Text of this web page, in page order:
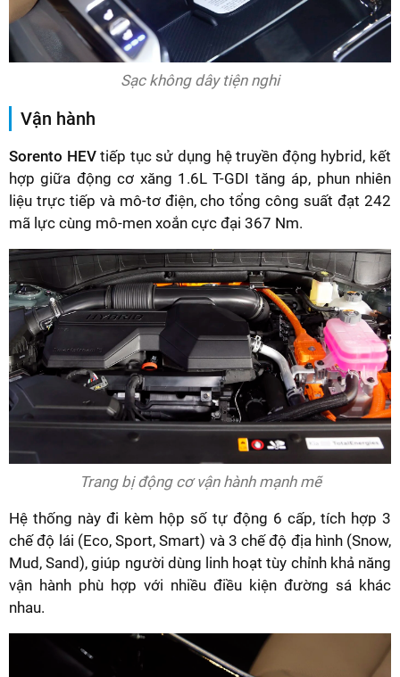
Sạc không dây tiện nghi
Vận hành
Sorento HEVtiếp tục sử dụng hệ truyền động hybrid, kết
hợp giữa động cơ xăng 1.6L T-GDI tăng áp, phun nhiên
liệu trực tiếp và mô-tơ điện, cho tổng công suất đạt 242
mã lực cùng mô-men xoắn cực đại 367 Nm.
Trang bị động cơ vận hành mạnh mẽ
Hệ thống này đi kèm hộp số tự động 6 cấp, tích hợp 3
chế độ lái (Eco, Sport, Smart) và 3 chế độ địa hình (Snow,
Mud, Sand), giúp người dùng linh hoạt tùy chỉnh khả năng
vận hành phù hợp với nhiều điều kiện đường sá khác
nhau.